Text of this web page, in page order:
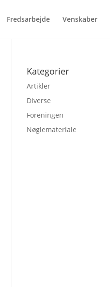
Fredsarbejde Venskaber
Kategorier
Artikler
Diverse
Foreningen
Nøglemateriale